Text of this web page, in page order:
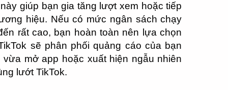
giúp bạn gia tăng lượt xem hoặc tiếp
hiệu. Nếu có mức ngân sách chạy
rất cao, bạn hoàn toàn nên lựa chọn
sẽ phân phối quảng cáo của bạn
mở app hoặc xuất hiện ngẫu nhiên
lướt TikTok.